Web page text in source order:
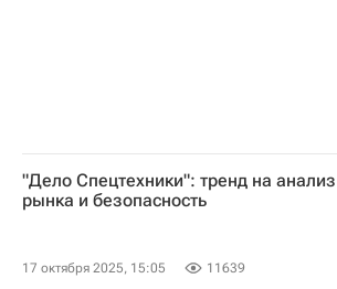
"Дело Спецтехники": тренд на анализ
рынка и безопасность
17 октября 2025, 15:05 11639